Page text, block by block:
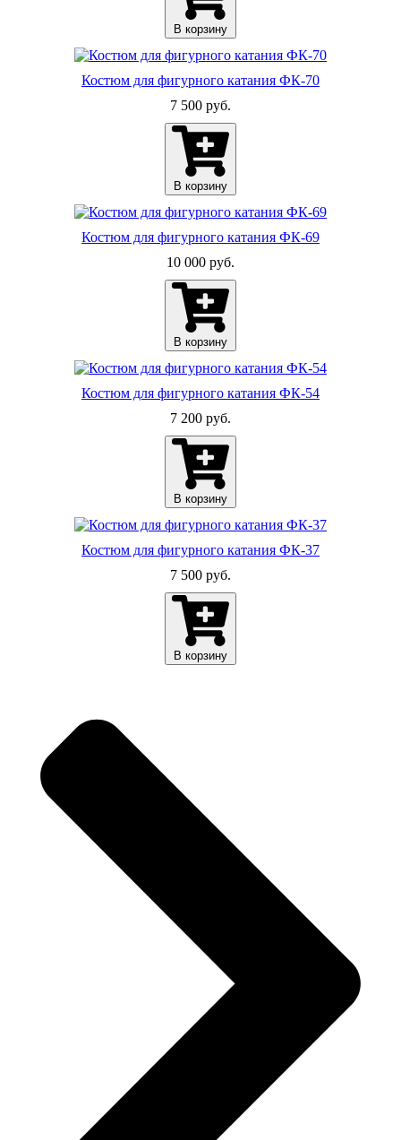
В корзину
Костюм для фигурного катания ФК-70
7 500 руб.
В корзину
Костюм для фигурного катания ФК-69
10 000 руб.
В корзину
Костюм для фигурного катания ФК-54
7 200 руб.
В корзину
Костюм для фигурного катания ФК-37
7 500 руб.
В корзину